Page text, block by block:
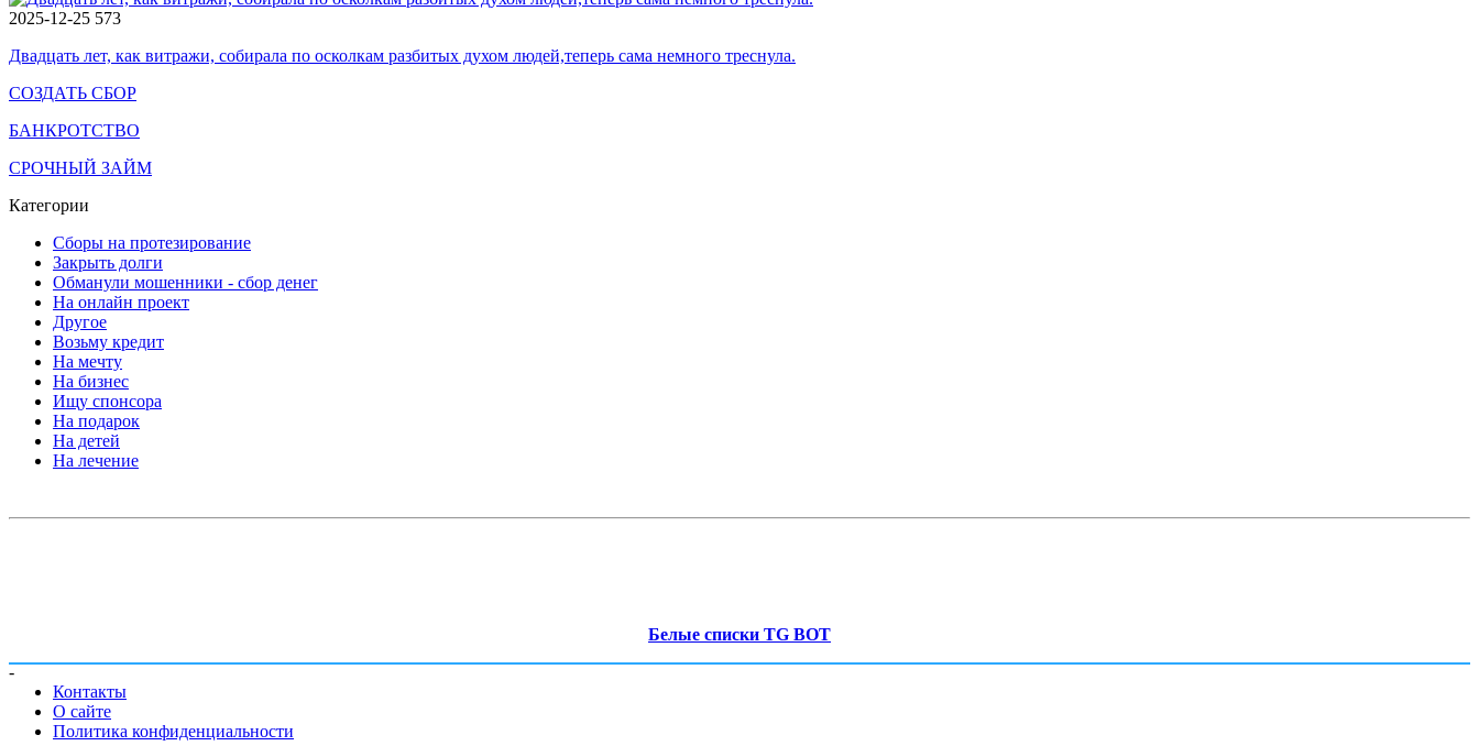
2025-12-25 573
Двадцать лет, как витражи, собирала по осколкам разбитых духом людей,теперь сама немного треснула.
СОЗДАТЬ СБОР
БАНКРОТСТВО
СРОЧНЫЙ ЗАЙМ
Категории
Сборы на протезирование
Закрыть долги
Обманули мошенники - сбор денег
На онлайн проект
Другое
Возьму кредит
На мечту
На бизнес
Ищу спонсора
На подарок
На детей
На лечение
Белые списки TG BOT
-
Контакты
О сайте
Политика конфиденциальности